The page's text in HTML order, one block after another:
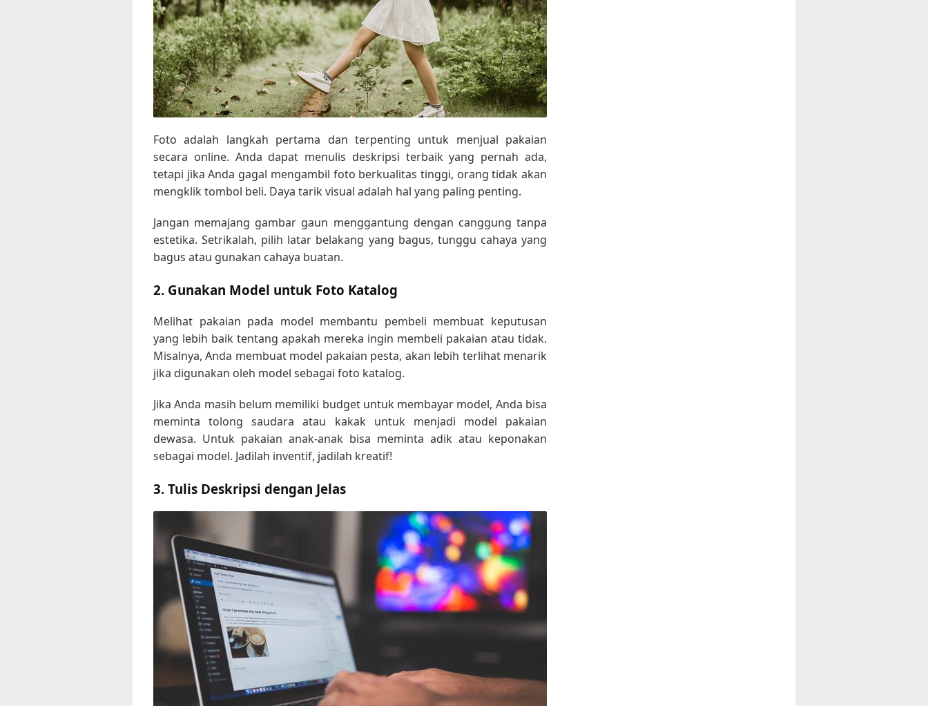
Foto adalah langkah pertama dan terpenting untuk menjual pakaian
secara online. Anda dapat menulis deskripsi terbaik yang pernah ada,
tetapi jika Anda gagal mengambil foto berkualitas tinggi, orang tidak akan
mengklik tombol beli. Daya tarik visual adalah hal yang paling penting.
Jangan memajang gambar gaun menggantung dengan canggung tanpa
estetika. Setrikalah, pilih latar belakang yang bagus, tunggu cahaya yang
bagus atau gunakan cahaya buatan.
2. Gunakan Model untuk Foto Katalog
Melihat pakaian pada model membantu pembeli membuat keputusan
yang lebih baik tentang apakah mereka ingin membeli pakaian atau tidak.
Misalnya, Anda membuat model pakaian pesta, akan lebih terlihat menarik
jika digunakan oleh model sebagai foto katalog.
Jika Anda masih belum memiliki budget untuk membayar model, Anda bisa
meminta tolong saudara atau kakak untuk menjadi model pakaian
dewasa. Untuk pakaian anak-anak bisa meminta adik atau keponakan
sebagai model. Jadilah inventif, jadilah kreatif!
3. Tulis Deskripsi dengan Jelas